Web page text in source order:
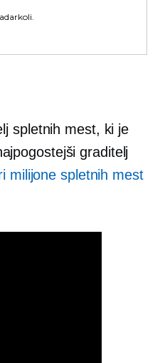
spletnih mest, ki je
graditelj
milijone spletnih mest